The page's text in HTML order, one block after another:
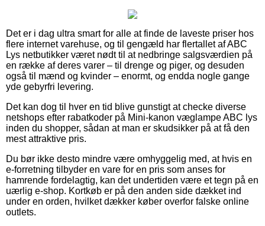
Det er i dag ultra smart for alle at finde de laveste priser hos
flere internet varehuse, og til gengæld har flertallet af ABC
Lys netbutikker været nødt til at nedbringe salgsværdien på
en række af deres varer – til drenge og piger, og desuden
også til mænd og kvinder – enormt, og endda nogle gange
yde gebyrfri levering.
Det kan dog til hver en tid blive gunstigt at checke diverse
netshops efter rabatkoder på Mini-kanon væglampe ABC lys
inden du shopper, sådan at man er skudsikker på at få den
mest attraktive pris.
Du bør ikke desto mindre være omhyggelig med, at hvis en
e-forretning tilbyder en vare for en pris som anses for
hamrende fordelagtig, kan det undertiden være et tegn på en
uærlig e-shop. Kortkøb er på den anden side dækket ind
under en orden, hvilket dækker køber overfor falske online
outlets.